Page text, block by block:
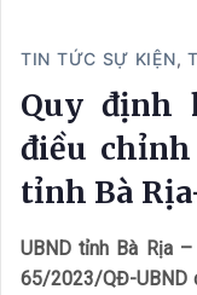
TIN TỨC SỰ KIỆN,
Quy định
điều
tỉnh Bà
UBND tỉnh Bà Rịa
65/2023/QĐ-UBND